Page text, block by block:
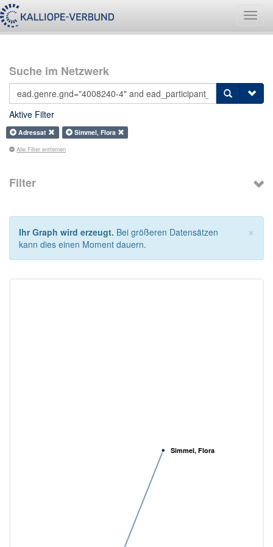
Suche im Netzwerk
Aktive Filter
Adressat Simmel, Flora
Alle Filter entfernen
Filter
×
Ihr Graph wird erzeugt. Bei größeren Datensätzen
kann dies einen Moment dauern.
Simmel, Flora